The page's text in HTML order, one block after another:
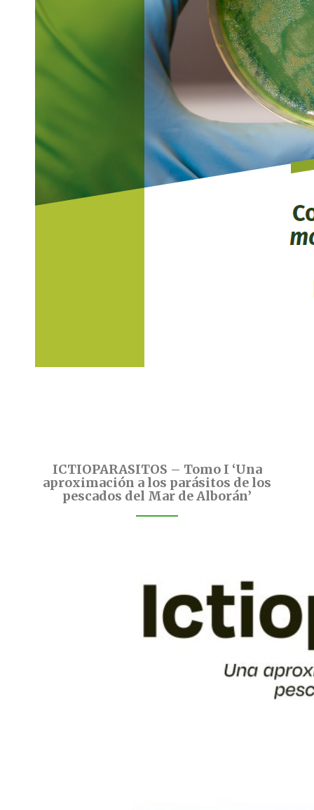
ICTIOPARASITOS – Tomo I ‘Una
aproximación a los parásitos de los
pescados del Mar de Alborán’